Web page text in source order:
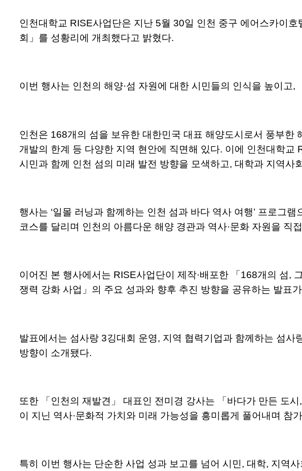
인천대학교 RISE사업단은 지난 5월 30일 인천 중구 에어스카이
회」를 성황리에 개최했다고 밝혔다.
이번 행사는 인천의 해양·섬 자원에 대한 시민들의 인식을 높이
인천은 168개의 섬을 보유한 대한민국 대표 해양도시로서 풍부한
개발의 한계 등 다양한 지역 현안에 직면해 있다. 이에 인천대학교
시민과 함께 인천 섬의 미래 발전 방향을 모색하고, 대학과 지역
행사는 ‘일몰 러닝과 함께하는 인천 섬과 바다 역사 여행’ 프로그
코스를 달리며 인천의 아름다운 해양 경관과 역사·문화 자원을 직
이어진 본 행사에서는 RISE사업단이 제작·배포한 「168개의 섬,
쟁력 강화 사업」의 주요 성과와 향후 추진 방향을 공유하는 발표
발표에서는 섬사랑 3깅대회 운영, 지역 협력기업과 함께하는 섬
방향이 소개됐다.
또한 「인천의 재발견」 대표인 전미경 강사는 「바다가 만든 도
이 지닌 역사·문화적 가치와 미래 가능성을 흥미롭게 풀어내며 참
특히 이번 행사는 단순한 사업 성과 보고를 넘어 시민, 대학, 지역